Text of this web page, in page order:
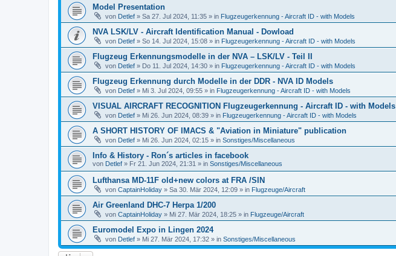
Model Presentation
von Detlef » Sa 27. Jul 2024, 11:35 » in Flugzeugerkennung - Aircraft ID - with Models
NVA LSK/LV - Aircraft Identification Manual - Dowload
von Detlef » So 14. Jul 2024, 15:08 » in Flugzeugerkennung - Aircraft ID - with Models
Flugzeug Erkennungsmodelle in der NVA – LSK/LV - Teil II
von Detlef » Do 11. Jul 2024, 14:30 » in Flugzeugerkennung - Aircraft ID - with Models
Flugzeug Erkennung durch Modelle in der DDR - NVA ID Models
von Detlef » Mi 3. Jul 2024, 09:55 » in Flugzeugerkennung - Aircraft ID - with Models
VISUAL AIRCRAFT RECOGNITION Flugzeugerkennung - Aircraft ID - with Models
von Detlef » Mi 26. Jun 2024, 08:39 » in Flugzeugerkennung - Aircraft ID - with Models
A SHORT HISTORY OF IMACS & "Aviation in Miniature" publication
von Detlef » Mi 26. Jun 2024, 02:15 » in Sonstiges/Miscellaneous
Info & History - Ron´s articles in facebook
von Detlef » Fr 21. Jun 2024, 21:31 » in Sonstiges/Miscellaneous
Lufthansa MD-11F old+new colors at FRA /SIN
von CaptainHoliday » Sa 30. Mär 2024, 12:09 » in Flugzeuge/Aircraft
Air Greenland DHC-7 Herpa 1/200
von CaptainHoliday » Mi 27. Mär 2024, 18:25 » in Flugzeuge/Aircraft
Euromodel Expo in Lingen 2024
von Detlef » Mi 27. Mär 2024, 17:32 » in Sonstiges/Miscellaneous